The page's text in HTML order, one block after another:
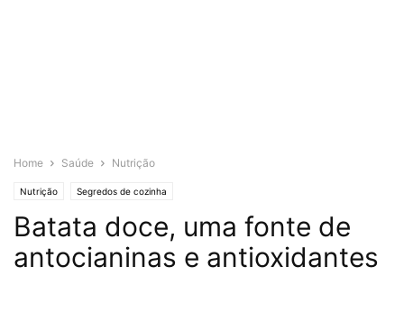
Home Saúde Nutrição
Nutrição Segredos de cozinha
Batata doce, uma fonte de
antocianinas e antioxidantes